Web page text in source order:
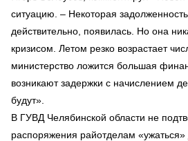
ситуацию. – Некоторая
действительно, появилась. Но она
кризисом. Летом резко возрастает
министерство ложится большая
возникают задержки с начислением
будут».
В ГУВД Челябинской области не
распоряжения райотделам